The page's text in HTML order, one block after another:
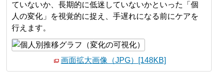
ていないか、長期的に低迷していないかといった「個
人の変化」を視覚的に捉え、手遅れになる前にケアを
行えます。
画面拡大画像（JPG）[148KB]